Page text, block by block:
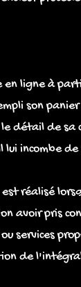
en ligne à
son
détail de
lui incombe
réalisé
avoir pris
services
de